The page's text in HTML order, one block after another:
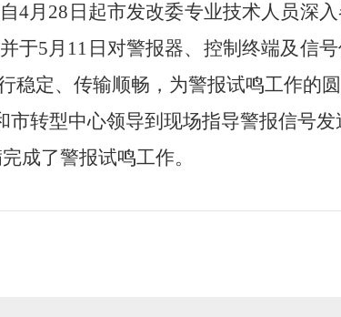
自4月 28 日起市发改委专业技术人员深
并于5月 11 日 对警报器、控制终端及信
稳定、传输顺畅，为警报试鸣工作的
市转型中心领导到现场指导警报信号发
成了警报试鸣工作。